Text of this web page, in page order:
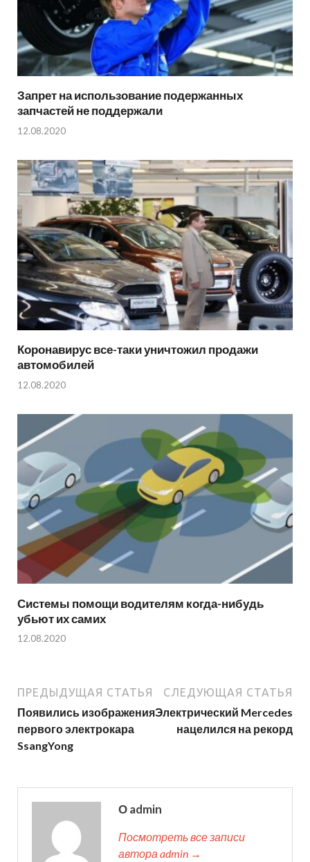
Запрет на использование подержанных
запчастей не поддержали
12.08.2020
Коронавирус все-таки уничтожил продажи
автомобилей
12.08.2020
Системы помощи водителям когда-нибудь
убьют их самих
12.08.2020
ПРЕДЫДУЩАЯ СТАТЬЯ
Появились изображения
первого электрокара
SsangYong
СЛЕДУЮЩАЯ СТАТЬЯ
Электрический Mercedes
нацелился на рекорд
О admin
Посмотреть все записи
автора admin →